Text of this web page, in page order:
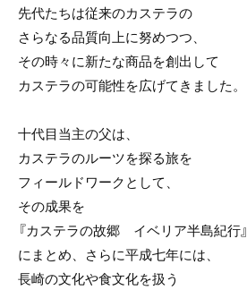
先代たちは従来のカステラの
さらなる品質向上に努めつつ、
その時々に新たな商品を創出して
カステラの可能性を広げてきました。
十代目当主の父は、
カステラのルーツを探る旅を
フィールドワークとして、
その成果を
『カステラの故郷 イベリア半島紀行』
にまとめ、さらに平成七年には、
長崎の文化や食文化を扱う